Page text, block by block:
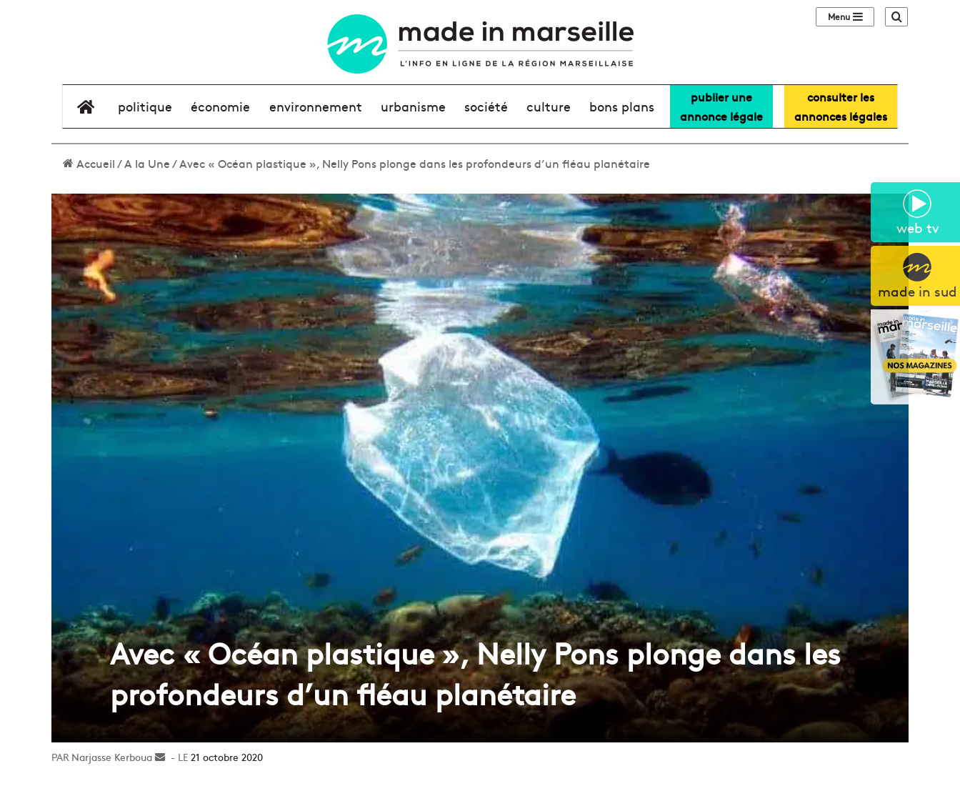
web tv
made in sud
Sidebar (barre
élément de menu
politique économie environnement urbanisme société culture bons plans
publier une
annonce légale
consulter les
annonces légales
Accueil/A la Une/Avec « Océan plastique », Nelly Pons plonge dans les profondeurs d’un fléau planétaire
Avec « Océan plastique », Nelly Pons plonge dans les
profondeurs d’un fléau planétaire
Narjasse Kerboua
Envoyer21 octobre 2020